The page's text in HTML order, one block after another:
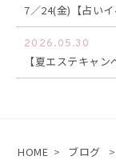
7／24(金)【占い
2026.05.30
【夏エステキャ
HOME > ブログ >